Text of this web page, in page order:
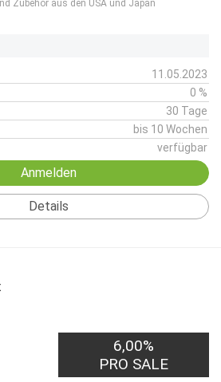
Zubehör aus den USA und Japan
11.05.2023
0 %
30 Tage
bis 10 Wochen
verfügbar
Anmelden
Details
6,00%
PRO SALE